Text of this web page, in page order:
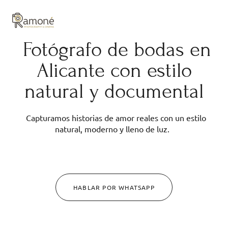
Fotógrafo de bodas en
Alicante con estilo
natural y documental
Capturamos historias de amor reales con un estilo
natural, moderno y lleno de luz.
HABLAR POR WHATSAPP